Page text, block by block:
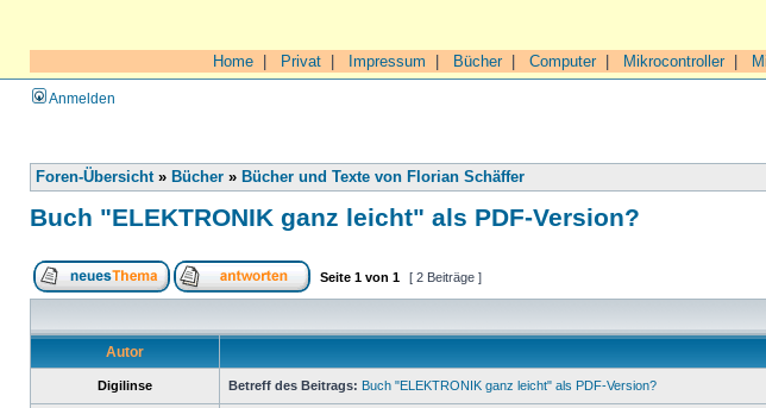
Home Privat Impressum Bücher| Computer| Mikrocontroller|
Anmelden
Foren-Übersicht» Bücher » Bücher und Texte von Florian Schäffer
Buch "ELEKTRONIK ganz leicht" als PDF-Version?
Seite 1 von 1 [ 2 Beiträge ]
Autor
Digilinse Betreff des Beitrags: Buch "ELEKTRONIK ganz leicht" als PDF-Version?